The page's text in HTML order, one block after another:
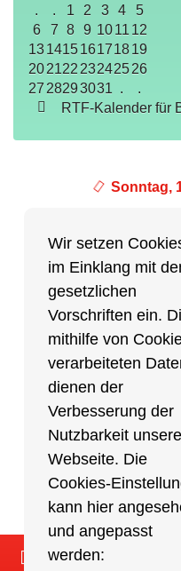
Wir setzen
im Einklang mit
gesetzlichen
Vorschriften ein.
mithilfe von
verarbeiteten
dienen der
Verbesserung der
Nutzbarkeit
Webseite. Die
Cookies-
kann hier
und angepasst
werden:
.
. 1 2 3 4
5
6
7 8 9 1011 12
13141516171819
202122 23242526
27 28293031 .
.
RTF-Kalender für
Sonntag,
Partner
Partner von
Impressum